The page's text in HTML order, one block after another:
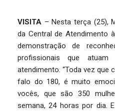
VISITA – Nesta terça (25),
da Central de Atendimento
demonstração de
profissionais que
atendimento. “Toda vez que
falo do 180, é muito
vocês, que são 350
semana, 24 horas por dia.